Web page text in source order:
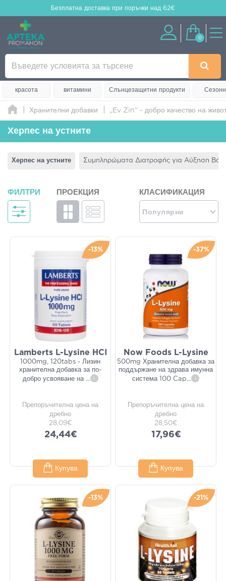
Безплатна доставка при поръчки над 62€
0
красота витамини Слънцезащитни продукти
Хранителни добавки „Ev Zin“ - добро качество на
Херпес на устните
Херпес на устните Συμπληρώματα Διατροφής για Αύξηση
ФИЛТРИ ПРОЕКЦИЯ КЛАСИФИКАЦИЯ
Популярни
-13%
Lamberts L-Lysine HCI
1000mg, 120tabs - Лизин
хранителна добавка за по-
добро усвояване на ... i
Препоръчителна цена на
дребно
28,09€
24,44€
Купува
-37%
Now Foods L-Lysine
500mg Хранителна добавка за
поддържане на здрава имунна
система 100 Cap... i
Препоръчителна цена на
дребно
28,50€
17,96€
Купува
-13% -21%